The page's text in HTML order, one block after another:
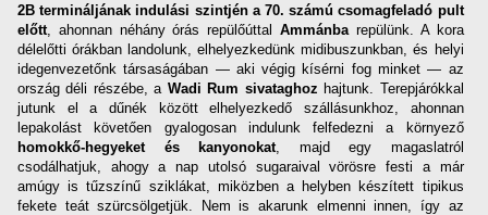
2B termináljának indulási szintjén a 70. számú csomagfeladó pult
előtt , ahonnan néhány órás repülőúttalAmmánba repülünk. A kora
délelőtti órákban landolunk, elhelyezkedünk midibuszunkban, és helyi
idegenvezetőnk társaságában — aki végig kísérni fog minket — az
ország déli részébe, a Wadi Rum sivataghoz hajtunk. Terepjárókkal
jutunk el a dűnék között elhelyezkedő szállásunkhoz, ahonnan
lepakolást követően gyalogosan indulunk felfedezni a környező
homokkő-hegyeket és kanyonokat , majd egy magaslatról
csodálhatjuk, ahogy a nap utolsó sugaraival vörösre festi a már
amúgy is tűzszínű sziklákat, miközben a helyben készített tipikus
fekete teát szürcsölgetjük. Nem is akarunk elmenni innen, így az